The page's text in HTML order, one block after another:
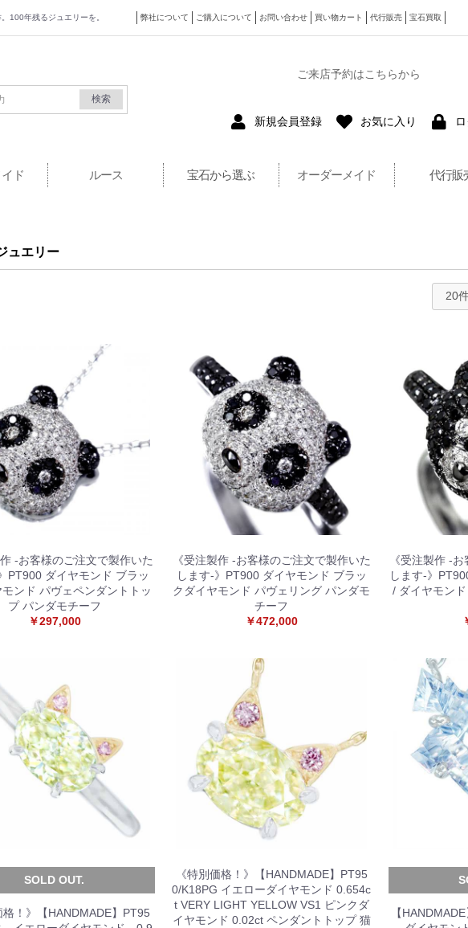
100年残るジュエリーを。 弊社について ご購入について お問い合わせ 買い物カート 代行販売 宝石買取
ト
検索
ご来店予約はこちらから
新規会員登録 お気に入り
ド ルース 宝石から選ぶ オーダーメイド 代行販
ュエリー
作 -お客様のご注文で製作いた
PT900 ダイヤモンド ブラッ
ンド パヴェペンダントトッ
プ パンダモチーフ
￥297,000
《受注製作 -お客様のご注文で製作いた
します-》PT900 ダイヤモンド ブラッ
クダイヤモンド パヴェリング パンダモ
チーフ
￥472,000
《受注製作 -
します-》
/ ダイヤモン
SOLD OUT.
格！》【HANDMADE】PT95
《特別価格！》【HANDMADE】PT95
0/K18PG イエローダイヤモンド 0.654c
t VERY LIGHT YELLOW VS1 ピンクダ
イヤモンド 0.02ct ペンダントトップ 猫
【